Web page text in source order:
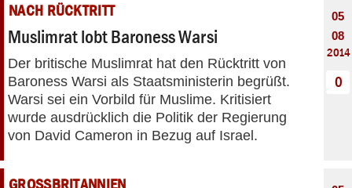
DEBATTE
PANORAMA
NACH RÜCKTRITT
Muslimrat lobt Baroness Warsi
Der britische Muslimrat hat den Rücktritt von
Baroness Warsi als Staatsministerin begrüßt.
Warsi sei ein Vorbild für Muslime. Kritisiert
wurde ausdrücklich die Politik der Regierung
von David Cameron in Bezug auf Israel.
05
08
2014
0
GROSSBRITANNIEN